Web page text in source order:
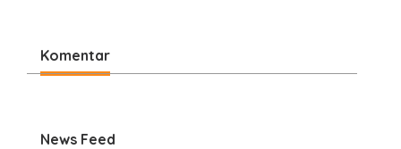
Komentar
News Feed